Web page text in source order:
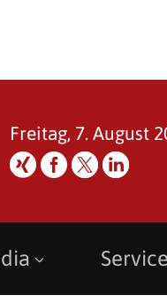
Freitag, 7. August
Service